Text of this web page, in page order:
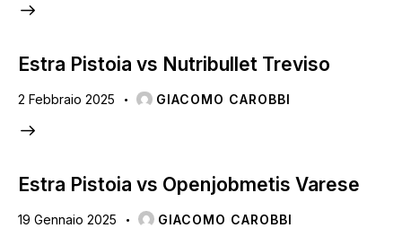
Estra Pistoia vs Nutribullet Treviso
2 Febbraio 2025 GIACOMO CAROBBI
Estra Pistoia vs Openjobmetis Varese
19 Gennaio 2025 GIACOMO CAROBBI